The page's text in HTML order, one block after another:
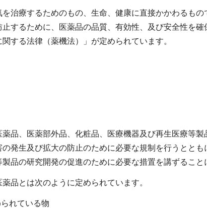
治療するためのもの、生命、健康に直接かかわるも
するために、医薬品の品質、有効性、及び安全性を
する法律（薬機法）」が定められています。
品、医薬部外品、化粧品、医療機器及び再生医療等
の発生及び拡大の防止のために必要な規制を行うとと
品の研究開発の促進のために必要な措置を講ずるこ
品とは次のように定められています。
れている物